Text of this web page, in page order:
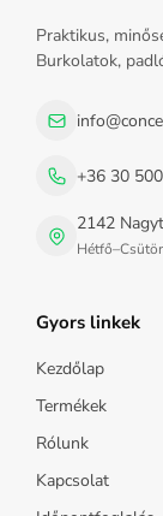
Praktikus,
Burkolatok,
+36 30
2142
Gyors linkek
Kezdőlap
Termékek
Rólunk
Kapcsolat